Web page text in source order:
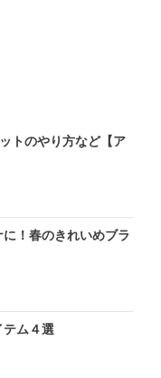
トのやり方など【ア
！春のきれいめブラ
テム４選